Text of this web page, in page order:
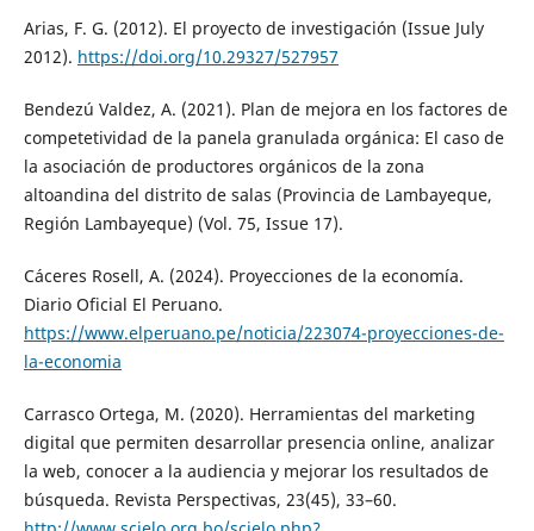
Arias, F. G. (2012). El proyecto de investigación (Issue July
2012). https://doi.org/10.29327/527957
Bendezú Valdez, A. (2021). Plan de mejora en los factores de
competetividad de la panela granulada orgánica: El caso de
la asociación de productores orgánicos de la zona
altoandina del distrito de salas (Provincia de Lambayeque,
Región Lambayeque) (Vol. 75, Issue 17).
Cáceres Rosell, A. (2024). Proyecciones de la economía.
Diario Oficial El Peruano.
https://www.elperuano.pe/noticia/223074-proyecciones-de-
la-economia
Carrasco Ortega, M. (2020). Herramientas del marketing
digital que permiten desarrollar presencia online, analizar
la web, conocer a la audiencia y mejorar los resultados de
búsqueda. Revista Perspectivas, 23(45), 33–60.